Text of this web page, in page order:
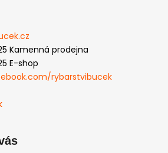
Kamenná prodejna
E-shop
rybarstvibucek